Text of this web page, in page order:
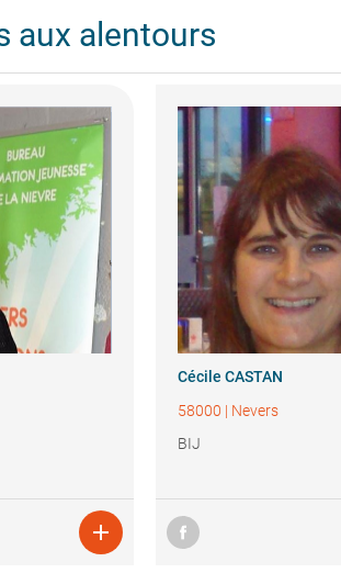
aux alentours

Cécile CASTAN
58000 | Nevers
BIJ